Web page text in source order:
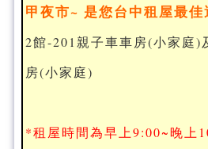
甲夜市~ 是您台中租屋最
2館-201親子車車房(小家庭)
房(小家庭)
*租屋時間為早上9:00~晚上